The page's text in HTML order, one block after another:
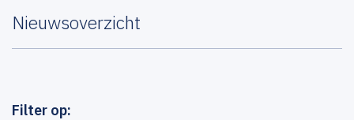
Nieuwsoverzicht
Filter op: